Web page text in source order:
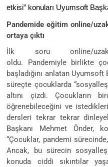
etkisi” konuları Uyumsoft
Pandemide eğitim online/
ortaya çıktı
İlk soru online/
oldu. Pandemiyle birlikte
başladığını anlatan
süreçte çocuklarda
altını çizdi. Çocukların
öğrenebileceğini ve
dersleri tekrar tekrar
Başkanı Mehmet Önder,
“Çocuklar, pandemi
Ancak, bu sürecin
konuda ciddi sıkıntılar